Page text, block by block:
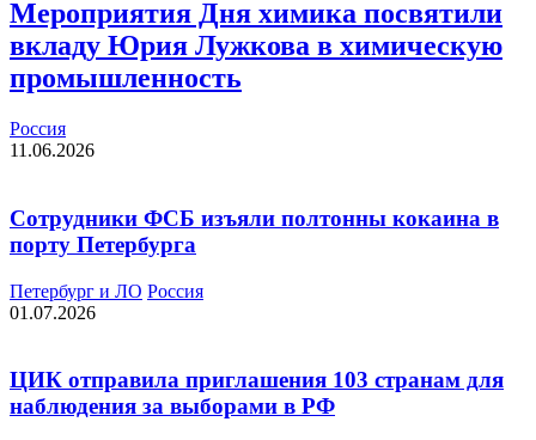
Мероприятия Дня химика посвятили
вкладу Юрия Лужкова в химическую
промышленность
Россия
11.06.2026
Сотрудники ФСБ изъяли полтонны кокаина в
порту Петербурга
Петербург и ЛО Россия
01.07.2026
ЦИК отправила приглашения 103 странам для
наблюдения за выборами в РФ